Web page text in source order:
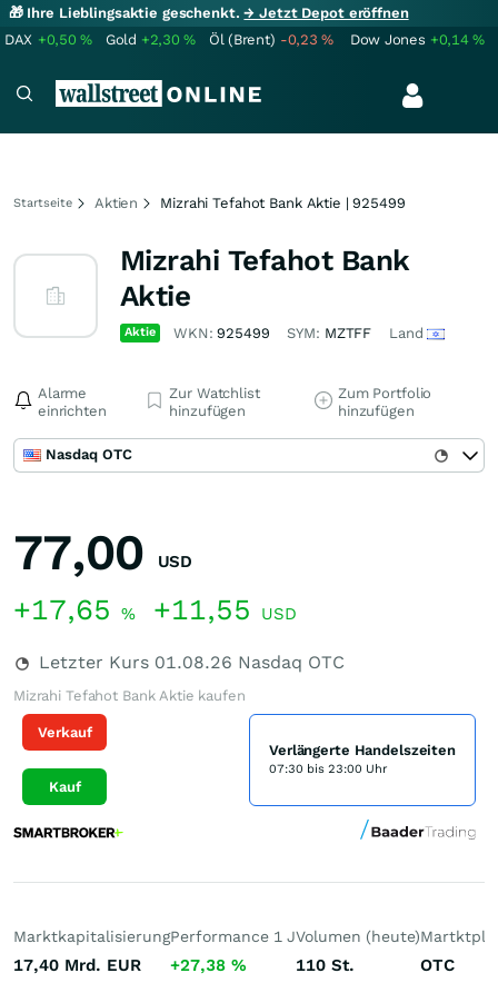
🎁 Ihre Lieblingsaktie geschenkt.→ Jetzt Depot eröffnen
DAX +0,50% Gold +2,30% Öl (Brent) -0,23% Dow Jones +0,14%
Startseite Aktien Mizrahi Tefahot Bank Aktie | 925499
Mizrahi Tefahot Bank
Aktie
Aktie WKN:925499 SYM: MZTFF Land
Alarme
einrichten
Zur Watchlist
hinzufügen
Zum Portfolio
hinzufügen
Nasdaq OTC
77,00 USD
+17,65 % +11,55 USD
Letzter Kurs 01.08.26 Nasdaq OTC
Mizrahi Tefahot Bank Aktie kaufen
Verkauf
Kauf
Verlängerte Handelszeiten
07:30 bis 23:00 Uhr
Marktkapitalisierung
17,40 Mrd. EUR
Performance 1 J
+27,38 %
Volumen (heute)
110 St. OTC